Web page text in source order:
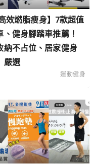
效燃脂瘦身】7款超值
、健身腳踏車推薦！
納不占位、居家健身
嚴選
運動健身